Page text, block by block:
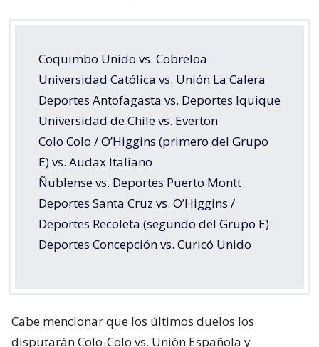
Coquimbo Unido vs. Cobreloa
Universidad Católica vs. Unión La Calera
Deportes Antofagasta vs. Deportes Iquique
Universidad de Chile vs. Everton
Colo Colo / O’Higgins (primero del Grupo
E) vs. Audax Italiano
Ñublense vs. Deportes Puerto Montt
Deportes Santa Cruz vs. O’Higgins /
Deportes Recoleta (segundo del Grupo E)
Deportes Concepción vs. Curicó Unido
Cabe mencionar que los últimos duelos los
disputarán Colo-Colo vs. Unión Española y